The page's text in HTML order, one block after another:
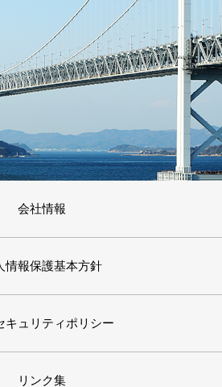
会社情報
情報保護基本方針
キュリティポリシー
リンク集